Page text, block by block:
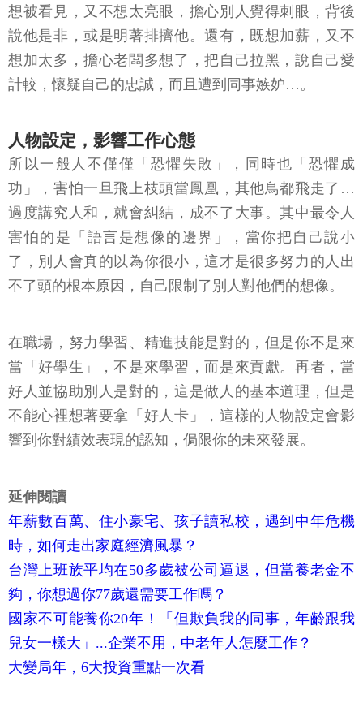
想被看見，又不想太亮眼，擔心別人覺得刺眼，背後
說他是非，或是明著排擠他。還有，既想加薪，又不
想加太多，擔心老闆多想了，把自己拉黑，說自己愛
計較，懷疑自己的忠誠，而且遭到同事嫉妒…。
人物設定，影響工作心態
所以一般人不僅僅「恐懼失敗」，同時也「恐懼成
功」，害怕一旦飛上枝頭當鳳凰，其他鳥都飛走了…
過度講究人和，就會糾結，成不了大事。其中最令人
害怕的是「語言是想像的邊界」，當你把自己說小
了，別人會真的以為你很小，這才是很多努力的人出
不了頭的根本原因，自己限制了別人對他們的想像。
在職場，努力學習、精進技能是對的，但是你不是來
當「好學生」，不是來學習，而是來貢獻。再者，當
好人並協助別人是對的，這是做人的基本道理，但是
不能心裡想著要拿「好人卡」，這樣的人物設定會影
響到你對績效表現的認知，侷限你的未來發展。
延伸閱讀
年薪數百萬、住小豪宅、孩子讀私校，遇到中年危機
時，如何走出家庭經濟風暴？
台灣上班族平均在50多歲被公司逼退，但當養老金不
夠，你想過你77歲還需要工作嗎？
國家不可能養你20年！「但欺負我的同事，年齡跟我
兒女一樣大」...企業不用，中老年人怎麼工作？
大變局年，6大投資重點一次看